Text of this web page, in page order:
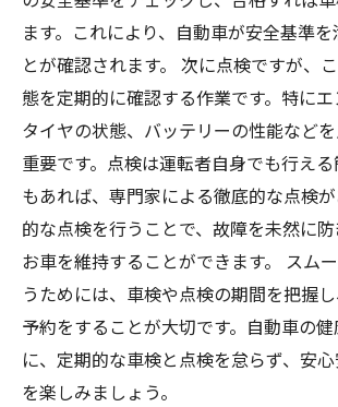
ます。これにより、自動車が安全基準
とが確認されます。 次に点検ですが、
態を定期的に確認する作業です。特に
タイヤの状態、バッテリーの性能など
重要です。点検は運転者自身でも行え
もあれば、専門家による徹底的な点検
的な点検を行うことで、故障を未然に
お車を維持することができます。 スム
うためには、車検や点検の期間を把握
予約をすることが大切です。自動車の
に、定期的な車検と点検を怠らず、安
を楽しみましょう。